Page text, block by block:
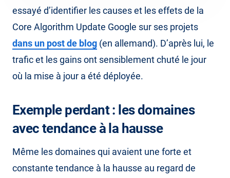
essayé d’identifier les causes et les effets de la
Core Algorithm Update Google sur ses projets
dans un post de blog (en allemand). D’après lui, le
trafic et les gains ont sensiblement chuté le jour
où la mise à jour a été déployée.
Exemple perdant : les domaines
avec tendance à la hausse
Même les domaines qui avaient une forte et
constante tendance à la hausse au regard de